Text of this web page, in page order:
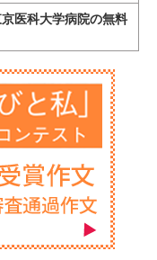
医科大学病院の無料